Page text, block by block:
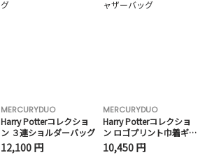
MERCURYDUO
Harry Potterコレクショ
ン ３連ショルダーバッグ
12,100 円
MERCURYDUO
Harry Potterコレクショ
ン ロゴプリント巾着ギャ
ザーバッグ
10,450 円